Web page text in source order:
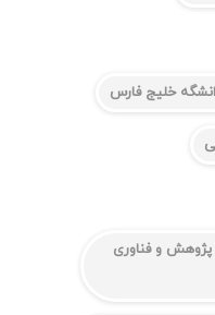
خلیج فارس
و فناوری